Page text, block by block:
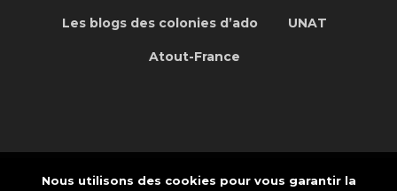
Les blogs des colonies d’ado UNAT
Atout-France
Nous utilisons des cookies pour vous garantir la